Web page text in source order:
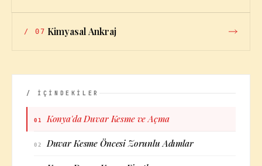
/ 07 Kimyasal Ankraj
/ İÇİNDEKİLER
01 Konya'da Duvar Kesme ve Açma
02 Duvar Kesme Öncesi Zorunlu Adımlar